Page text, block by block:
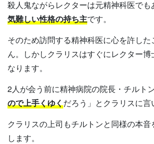
殺人鬼ながらレクターは元精神科医でも
気難しい性格の持ち主です。
そのため訪問する精神科医に心を許し
ん。しかしクラリスはすぐにレクター博
なります。
2人が会う前に精神病院の院長・チルト
ので上手くゆくだろう」とクラリスに言
クラリスの上司もチルトンと同様の本
します。